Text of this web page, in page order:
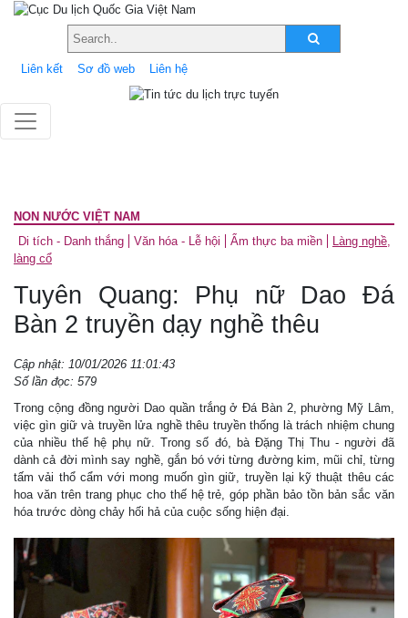
Liên kết Sơ đồ web Liên hệ
NON NƯỚC VIỆT NAM
Di tích - Danh thắng
Văn hóa - Lễ hội Ẩm thực ba miền
Làng nghề,
làng cổ
Tuyên Quang: Phụ nữ Dao Đá
Bàn 2 truyền dạy nghề thêu
Cập nhật: 10/01/2026 11:01:43
Số lần đọc: 579
Trong cộng đồng người Dao quần trắng ở Đá Bàn 2, phường Mỹ Lâm,
việc gìn giữ và truyền lửa nghề thêu truyền thống là trách nhiệm chung
của nhiều thế hệ phụ nữ. Trong số đó, bà Đặng Thị Thu - người đã
dành cả đời mình say nghề, gắn bó với từng đường kim, mũi chỉ, từng
tấm vải thổ cẩm với mong muốn gìn giữ, truyền lại kỹ thuật thêu các
hoa văn trên trang phục cho thế hệ trẻ, góp phần bảo tồn bản sắc văn
hóa trước dòng chảy hối hả của cuộc sống hiện đại.